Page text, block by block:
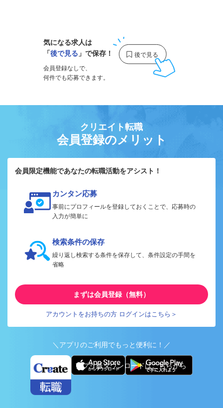
気になる求人は
「後で見る 」で保存！
会員登録なしで、
何件でも応募できます。
クリエイト転職
会員登録のメリット
会員限定機能であなたの転職活動をアシスト！
カンタン応募
事前にプロフィールを登録しておくことで、応募時の
入力が簡単に
検索条件の保存
繰り返し検索する条件を保存して、条件設定の手間を
省略
まずは会員登録（無料）
アカウントをお持ちの方 ログインはこちら＞
＼アプリのご利用でもっと便利に！／
アプリ版ダウンロードはこちらから